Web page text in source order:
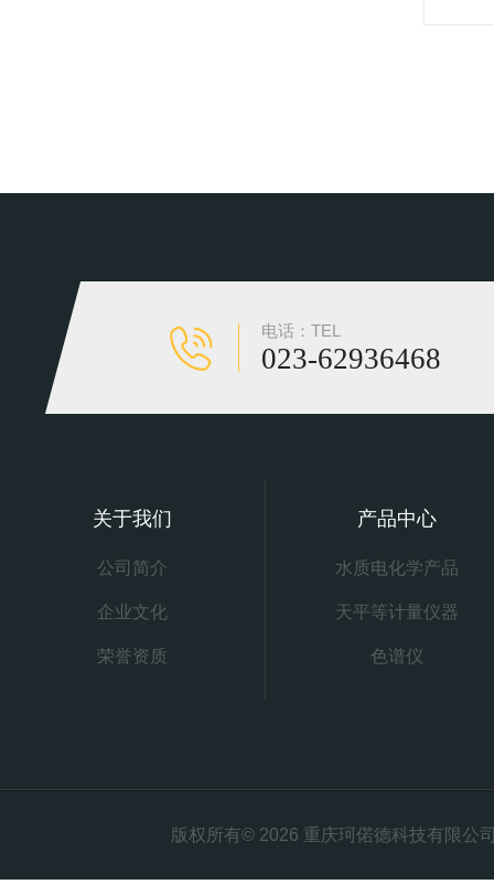
电话：TEL
023-62936468
关于我们
公司简介
企业文化
荣誉资质
产品中心
水质电化学产品
天平等计量仪器
色谱仪
版权所有© 2026 重庆珂偌德科技有限